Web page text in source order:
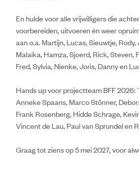
En hulde voor alle vrijwilligers die
voorbereiden, uitvoeren én weer
aan o.a. Martijn, Lucas, Sieuwtje,
Malaika, Hamza, Sjoerd, Rick, Steven,
Fred, Sylvia, Nienke, Joris, Danny en
Hands up voor projectteam BFF 2026:
Anneke Spaans, Marco Stönner,
Frank Rosenberg, Hidde Schrage,
Vincent de Lau, Paul van Sprundel en
Graag tot ziens op 5 mei 2027, voor